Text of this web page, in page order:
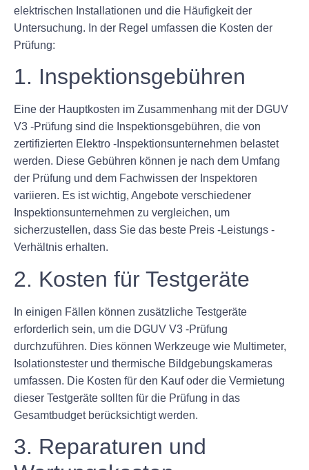
elektrischen Installationen und die Häufigkeit der
Untersuchung. In der Regel umfassen die Kosten der
Prüfung:
1. Inspektionsgebühren
Eine der Hauptkosten im Zusammenhang mit der DGUV
V3 -Prüfung sind die Inspektionsgebühren, die von
zertifizierten Elektro -Inspektionsunternehmen belastet
werden. Diese Gebühren können je nach dem Umfang
der Prüfung und dem Fachwissen der Inspektoren
variieren. Es ist wichtig, Angebote verschiedener
Inspektionsunternehmen zu vergleichen, um
sicherzustellen, dass Sie das beste Preis -Leistungs -
Verhältnis erhalten.
2. Kosten für Testgeräte
In einigen Fällen können zusätzliche Testgeräte
erforderlich sein, um die DGUV V3 -Prüfung
durchzuführen. Dies können Werkzeuge wie Multimeter,
Isolationstester und thermische Bildgebungskameras
umfassen. Die Kosten für den Kauf oder die Vermietung
dieser Testgeräte sollten für die Prüfung in das
Gesamtbudget berücksichtigt werden.
3. Reparaturen und